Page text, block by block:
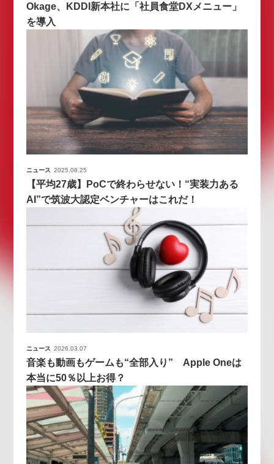
Okage、KDDI新本社に「社員食堂DXメニュー」
を導入
ニュース 2025.08.25
【平均27歳】PoCで終わらせない！“実装力ある
AI”で筑波大認定ベンチャーはこれだ！
ニュース 2026.03.07
音楽も動画もゲームも“全部入り” Apple Oneは
本当に50％以上お得？